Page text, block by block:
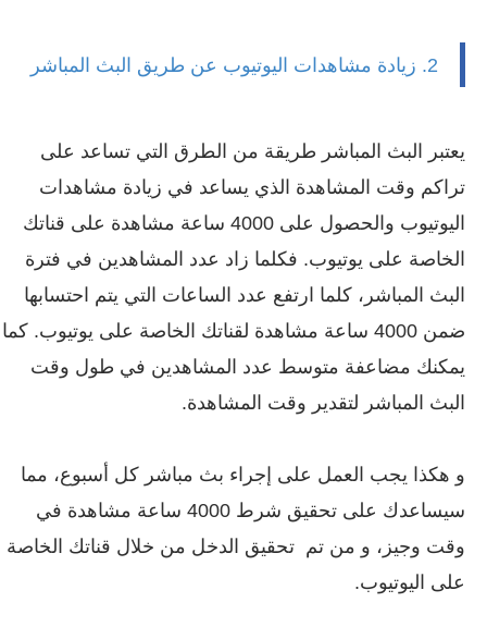
2. زيادة مشاهدات اليوتيوب عن طريق البث المباشر
يعتبر البث المباشر طريقة من الطرق التي تساعد على
تراكم وقت المشاهدة الذي يساعد في زيادة مشاهدات
اليوتيوب والحصول على 4000 ساعة مشاهدة على قناتك
الخاصة على يوتيوب. فكلما زاد عدد المشاهدين في فترة
البث المباشر، كلما ارتفع عدد الساعات التي يتم احتسابها
ضمن 4000 ساعة مشاهدة لقناتك الخاصة على يوتيوب. كما
يمكنك مضاعفة متوسط ​​عدد المشاهدين في طول وقت
البث المباشر لتقدير وقت المشاهدة.
و هكذا يجب العمل على إجراء بث مباشر كل أسبوع، مما
سيساعدك على تحقيق شرط 4000 ساعة مشاهدة في
وقت وجيز، و من تم تحقيق الدخل من خلال قناتك الخاصة
على اليوتيوب.